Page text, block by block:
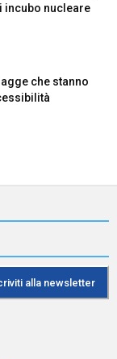
incubo nucleare
che stanno